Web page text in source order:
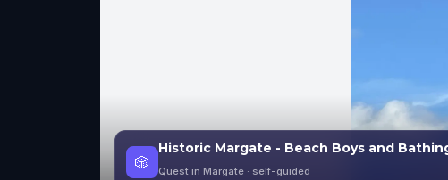
🎲
Historic Margate - Beach Boys and
Quest in Margate · self-guided